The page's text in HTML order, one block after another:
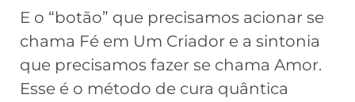
E o “botão” que precisamos acionar se
chama Fé em Um Criador e a sintonia
que precisamos fazer se chama Amor.
Esse é o método de cura quântica